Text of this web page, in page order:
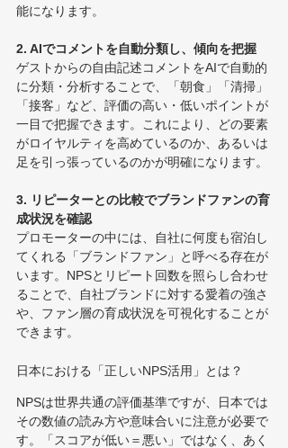
能になります。
2. AIでコメントを自動分類し、傾向を把握
ゲストからの自由記述コメントをAIで自動的
に分類・分析することで、「朝食」「清掃」
「接客」など、評価の高い・低いポイントが
一目で把握できます。これにより、どの要素
がロイヤルティを高めているのか、あるいは
足を引っ張っているのかが明確になります。
3. リピーターとの比較でブランドファンの育
成状況を確認
プロモーターの中には、自社に何度も宿泊し
てくれる「ブランドファン」と呼べる存在が
います。NPSとリピート回数を照らし合わせ
ることで、自社ブランドに対する愛着の強さ
や、ファン層の育成状況を可視化することが
できます。
日本における「正しいNPS活用」とは？
NPSは世界共通の評価基準ですが、日本では
その数値の読み方や意味合いに注意が必要で
す。「スコアが低い＝悪い」ではなく、あく